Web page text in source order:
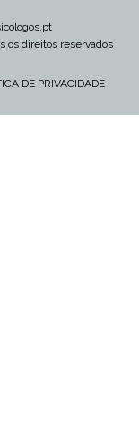
os direitos reservados
DE PRIVACIDADE